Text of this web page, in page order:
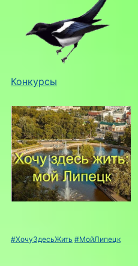
Конкурсы
#ХочуЗдесьЖить #МойЛипецк